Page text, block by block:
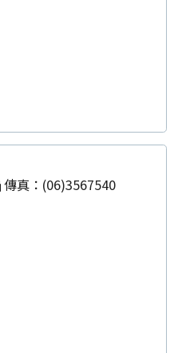
傳真：(06)3567540